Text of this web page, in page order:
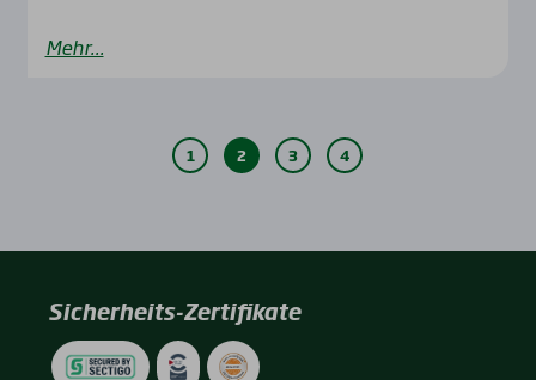
Mehr...
1 2 3 4
Sicherheits-Zertifikate